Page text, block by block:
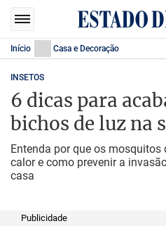
Início Casa e Decoração
INSETOS
6 dicas para
bichos de luz na
Entenda por que os
calor e como prevenir a
casa
Publicidade